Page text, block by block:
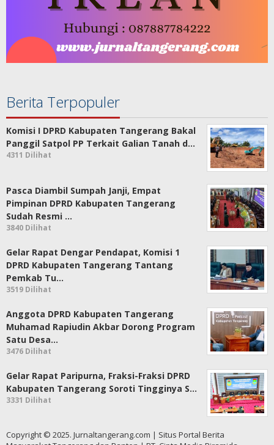
Berita Terpopuler
Komisi I DPRD Kabupaten Tangerang Bakal
Panggil Satpol PP Terkait Galian Tanah d…
4311 Dilihat
Pasca Diambil Sumpah Janji, Empat
Pimpinan DPRD Kabupaten Tangerang
Sudah Resmi …
3840 Dilihat
Gelar Rapat Dengar Pendapat, Komisi 1
DPRD Kabupaten Tangerang Tantang
Pemkab Tu…
3519 Dilihat
Anggota DPRD Kabupaten Tangerang
Muhamad Rapiudin Akbar Dorong Program
Satu Desa…
3476 Dilihat
Gelar Rapat Paripurna, Fraksi-Fraksi DPRD
Kabupaten Tangerang Soroti Tingginya S…
3331 Dilihat
Copyright © 2025. Jurnaltangerang.com | Situs Portal Berita